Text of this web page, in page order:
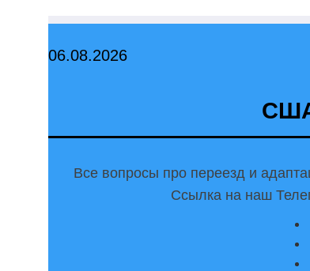
к
06.08.2026
Все вопросы про переезд и
Ссылка на наш